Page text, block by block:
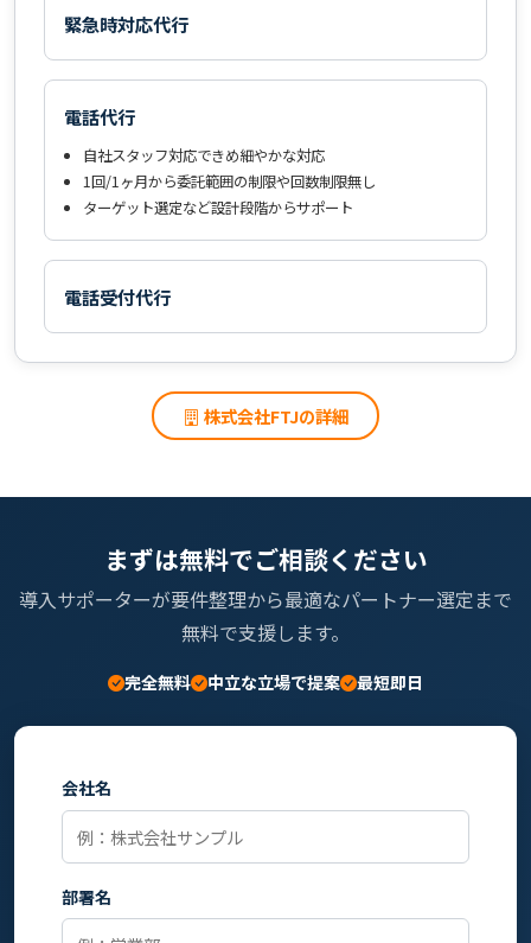
緊急時対応代行
電話代行
自社スタッフ対応できめ細やかな対応
1回/1ヶ月から委託範囲の制限や回数制限無し
ターゲット選定など設計段階からサポート
電話受付代行
株式会社FTJの詳細
まずは無料でご相談ください
導入サポーターが要件整理から最適なパートナー選定まで
無料で支援します。
完全無料 中立な立場で提案 最短即日
会社名
部署名